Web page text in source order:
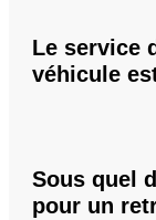
Le service
véhicule
Sous quel
pour un